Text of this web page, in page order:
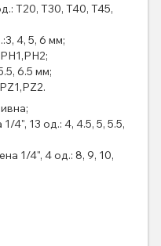
T20, T30, T40, T45,
4, 5, 6 мм;
6.5 мм;
4", 13 од.: 4, 4.5, 5, 5.5,
1/4", 4 од.: 8, 9, 10,